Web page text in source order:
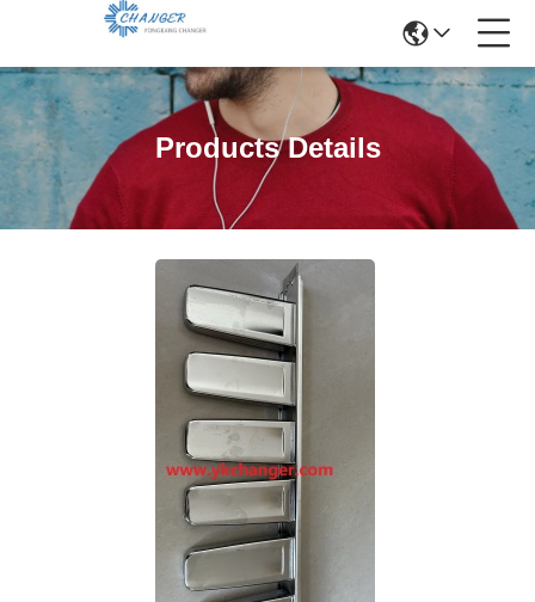
Products Details